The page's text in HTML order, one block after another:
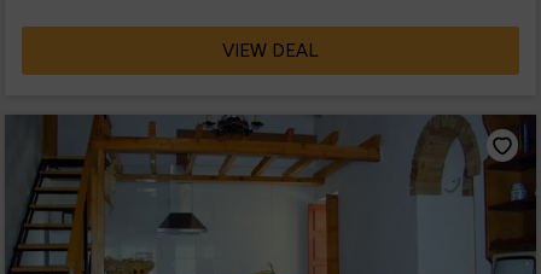
VIEW DEAL